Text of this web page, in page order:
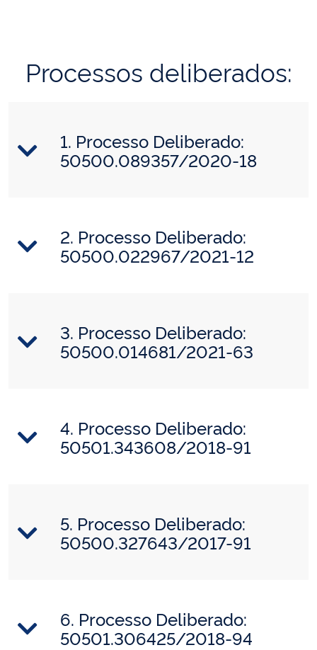
Processos deliberados:
1. Processo Deliberado:
50500.089357/2020-18
2. Processo Deliberado:
50500.022967/2021-12
3. Processo Deliberado:
50500.014681/2021-63
4. Processo Deliberado:
50501.343608/2018-91
5. Processo Deliberado:
50500.327643/2017-91
6. Processo Deliberado:
50501.306425/2018-94